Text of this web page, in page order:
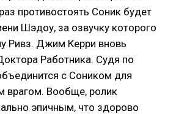
противостоять Соник будет
Шэдоу, за озвучку которого
Ривз. Джим Керри вновь
Работника. Судя по
с Соником для
врагом. Вообще, ролик
эпичным, что здорово